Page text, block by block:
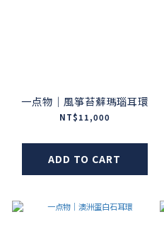
一点物｜風箏苔蘚瑪瑙耳環
NT$11,000
ADD TO CART